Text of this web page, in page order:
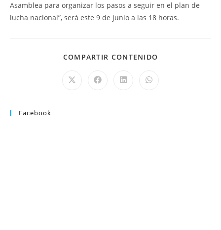
Asamblea para organizar los pasos a seguir en el plan de
lucha nacional”, será este 9 de junio a las 18 horas.
COMPARTIR CONTENIDO
Facebook